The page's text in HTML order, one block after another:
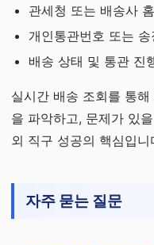
관세청 또는 배송사
개인통관번호 또는
배송 상태 및 통관 진
실시간 배송 조회를 통
을 파악하고, 문제가 있
외 직구 성공의 핵심입니
자주 묻는 질문